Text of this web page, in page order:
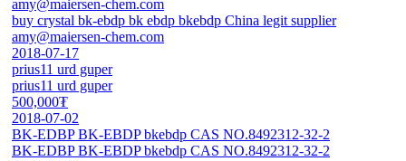
amy@maiersen-chem.com
buy crystal bk-ebdp bk ebdp bkebdp China legit supplier
amy@maiersen-chem.com
2018-07-17
prius11 urd guper
prius11 urd guper
500,000₮
2018-07-02
BK-EDBP BK-EBDP bkebdp CAS NO.8492312-32-2
BK-EDBP BK-EBDP bkebdp CAS NO.8492312-32-2